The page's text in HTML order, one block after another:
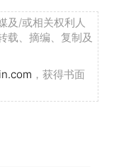
及/或相关权利人
载、摘编、复制及
，获得书面